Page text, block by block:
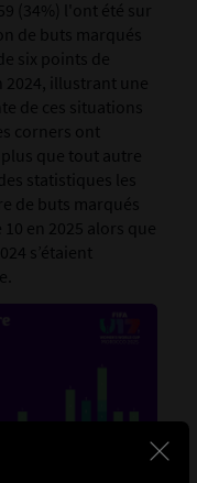
(34%) l'ont été sur
de buts marqués
six points de
2024, illustrant une
de ces situations
corners ont
que tout autre
statistiques les
de buts marqués
en 2025 alors que
s’étaient